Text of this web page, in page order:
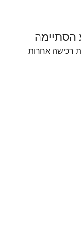
הסתיימה
רכישה אחרות